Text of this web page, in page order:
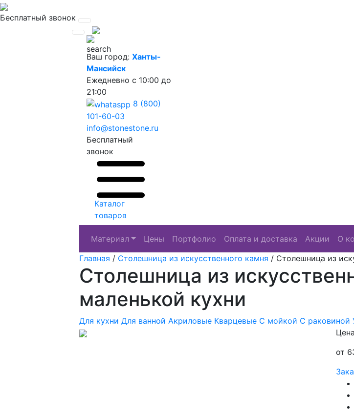
Бесплатный звонок
Ваш город: Ханты-
Мансийск
Ежедневно с 10:00 до
21:00
8 (800)
101-60-03
info@stonestone.ru
Бесплатный
звонок
Каталог
товаров
Материал Цены Портфолио Оплата и доставка Акции О
Главная / Столешница из искусственного камня / Столешница из
Столешница из
маленькой кухни
Для кухни Для ванной Акриловые Кварцевые С мойкой С раковиной
от